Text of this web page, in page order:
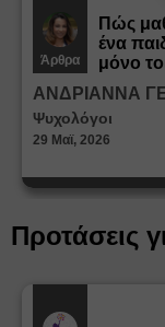
Άρθρα
Πώς
ένα
μόνο
ΑΝΔΡΙΑΝΝΑ
Ψυχολόγοι
29 Μαϊ, 2026
Προτάσεις